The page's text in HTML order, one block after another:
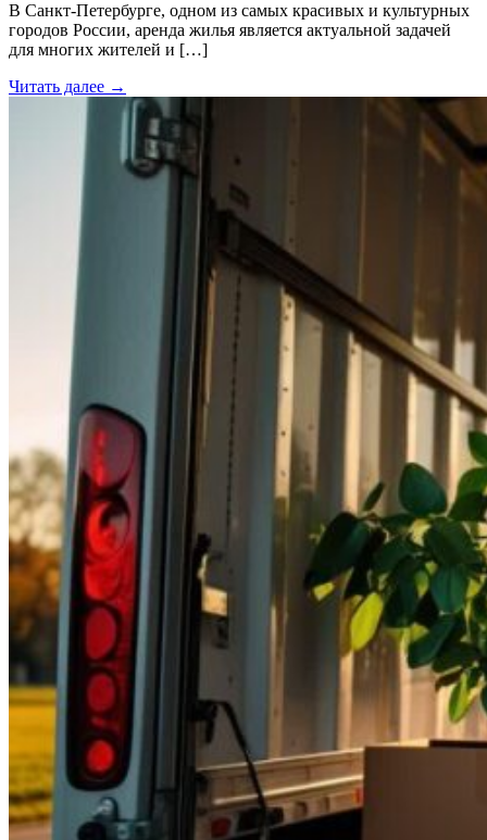
В Санкт-Петербурге, одном из самых красивых и культурных
городов России, аренда жилья является актуальной задачей
для многих жителей и […]
Читать далее →